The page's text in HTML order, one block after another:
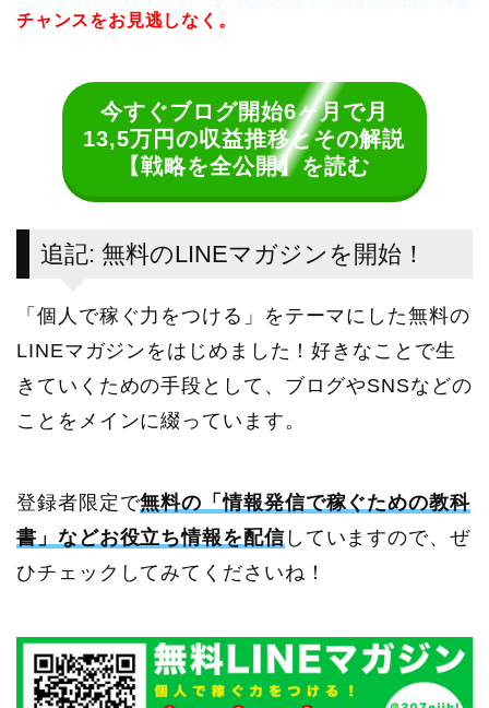
チャンスをお見逃しなく。
今すぐブログ開始6ヶ月で月
13,5万円の収益推移とその解説
【戦略を全公開】を読む
追記: 無料のLINEマガジンを開始！
「個人で稼ぐ力をつける」をテーマにした無料の
LINEマガジンをはじめました！好きなことで生
きていくための手段として、ブログやSNSなどの
ことをメインに綴っています。
登録者限定で無料の「情報発信で稼ぐための教科
書」などお役立ち情報を配信していますので、ぜ
ひチェックしてみてくださいね！